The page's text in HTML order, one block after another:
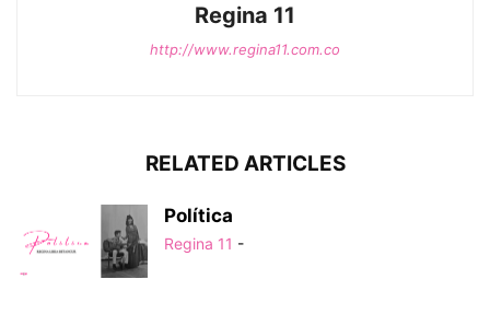
Regina 11
http://www.regina11.com.co
RELATED ARTICLES
Política
Regina 11 -